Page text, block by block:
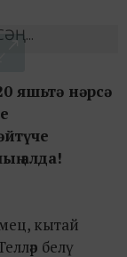
яшьтә нәрсә
алда!
кытай
белү